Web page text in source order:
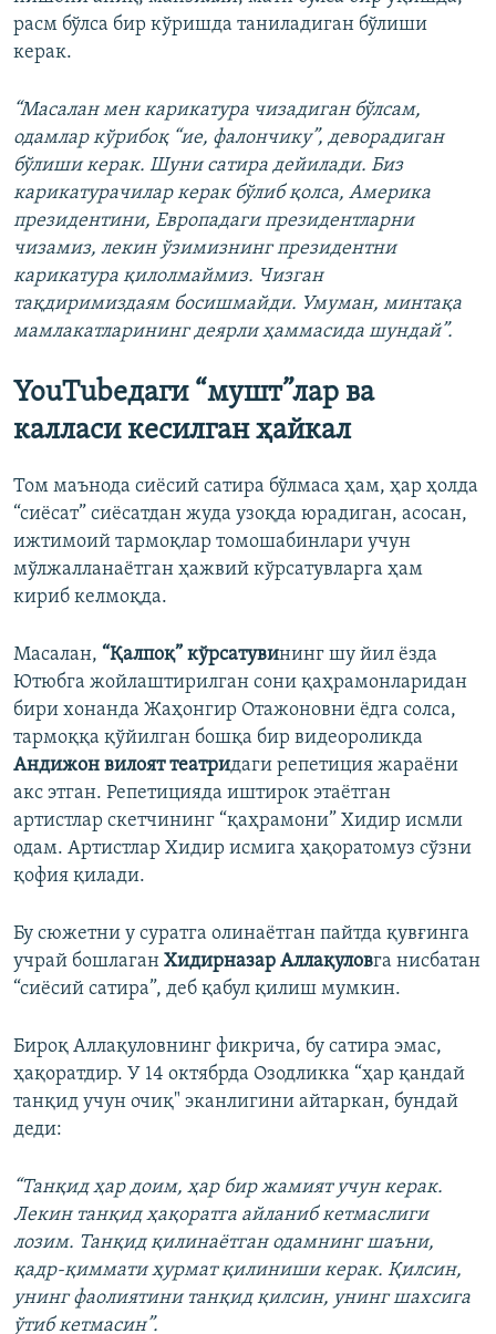
расм бўлса бир кўришда таниладиган бўлиши
керак.
“Масалан мен карикатура чизадиган бўлсам,
одамлар кўрибоқ “ие, фалончику”, деворадиган
бўлиши керак. Шуни сатира дейилади. Биз
карикатурачилар керак бўлиб қолса, Америка
президентини, Европадаги президентларни
чизамиз, лекин ўзимизнинг президентни
карикатура қилолмаймиз. Чизган
тақдиримиздаям босишмайди. Умуман, минтақа
мамлакатларининг деярли ҳаммасида шундай”.
YouTubeдаги “мушт”лар ва
калласи кесилган ҳайкал
Том маънода сиёсий сатира бўлмаса ҳам, ҳар ҳолда
“сиёсат” сиёсатдан жуда узоқда юрадиган, асосан,
ижтимоий тармоқлар томошабинлари учун
мўлжалланаётган ҳажвий кўрсатувларга ҳам
кириб келмоқда.
Масалан, “Қалпоқ” кўрсатувининг шу йил ёзда
Ютюбга жойлаштирилган сони қаҳрамонларидан
бири хонанда Жаҳонгир Отажоновни ёдга солса,
тармоққа қўйилган бошқа бир видеороликда
Андижон вилоят театридаги репетиция жараёни
акс этган. Репетицияда иштирок этаётган
артистлар скетчининг “қаҳрамони” Хидир исмли
одам. Артистлар Хидир исмига ҳақоратомуз сўзни
қофия қилади.
Бу сюжетни у суратга олинаётган пайтда қувғинга
учрай бошлаган Хидирназар Аллақуловга нисбатан
“сиёсий сатира”, деб қабул қилиш мумкин.
Бироқ Аллақуловнинг фикрича, бу сатира эмас,
ҳақоратдир. У 14 октябрда Озодликка “ҳар қандай
танқид учун очиқ" эканлигини айтаркан, бундай
деди:
“Танқид ҳар доим, ҳар бир жамият учун керак.
Лекин танқид ҳақоратга айланиб кетмаслиги
лозим. Танқид қилинаётган одамнинг шаъни,
қадр-қиммати ҳурмат қилиниши керак. Қилсин,
унинг фаолиятини танқид қилсин, унинг шахсига
ўтиб кетмасин”.